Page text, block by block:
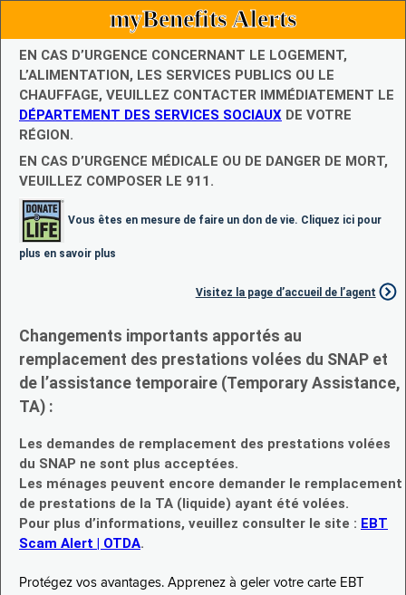
myBenefits Alerts
EN CAS D’URGENCE CONCERNANT LE LOGEMENT,
L’ALIMENTATION, LES SERVICES PUBLICS OU LE
CHAUFFAGE, VEUILLEZ CONTACTER IMMÉDIATEMENT LE
DÉPARTEMENT DES SERVICES SOCIAUX DE VOTRE
RÉGION.
EN CAS D’URGENCE MÉDICALE OU DE DANGER DE MORT,
VEUILLEZ COMPOSER LE 911.
Vous êtes en mesure de faire un don de vie. Cliquez ici pour
plus en savoir plus
Visitez la page d’accueil de l’agent
Changements importants apportés au
remplacement des prestations volées du SNAP et
de l’assistance temporaire (Temporary Assistance,
TA) :
Les demandes de remplacement des prestations volées
du SNAP ne sont plus acceptées.
Les ménages peuvent encore demander le remplacement
de prestations de la TA (liquide) ayant été volées.
Pour plus d’informations, veuillez consulter le site : EBT
Scam Alert | OTDA.
Protégez vos avantages. Apprenez à geler votre carte EBT